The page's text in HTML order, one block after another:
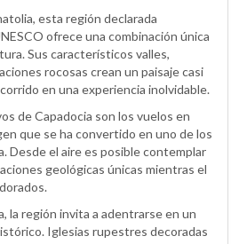
esta región declarada
ofrece una combinación única
Sus característicos valles,
rocosas crean un paisaje casi
en una experiencia inolvidable.
de Capadocia son los vuelos en
que se ha convertido en uno de los
Desde el aire es posible contemplar
geológicas únicas mientras el
la región invita a adentrarse en un
Iglesias rupestres decoradas